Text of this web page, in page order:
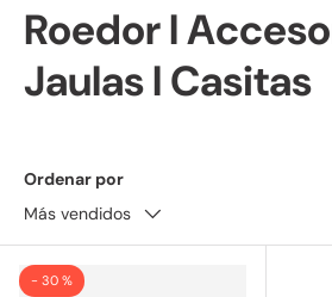
Roedor l
Jaulas l Casitas
Ordenar por
Más vendidos
- 30 %